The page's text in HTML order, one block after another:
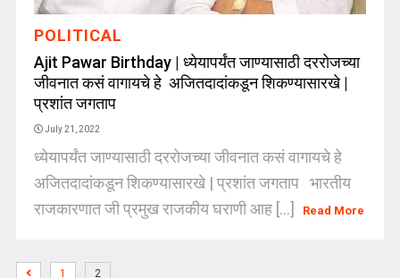
POLITICAL
Ajit Pawar Birthday | ध्येयापर्यंत जाण्यासाठी दररोजच्या
जीवनात कसं वागायचे हे अजितदादांकडून शिकण्यासारखे |
प्रशांत जगताप
July 21, 2022
ध्येयापर्यंत जाण्यासाठी दररोजच्या जीवनात कसं वागायचे हे
अजितदादांकडून शिकण्यासारखे | प्रशांत जगताप भारतीय
राजकारणात जी प्रमुख राजकीय घराणी आह [...]
Read More
1 2